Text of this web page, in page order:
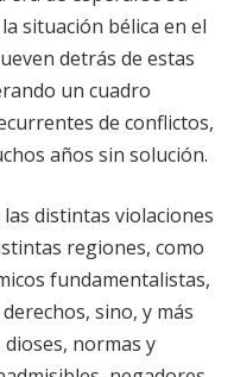
situación bélica en el
detrás de estas
un cuadro
de conflictos,
años sin solución.
distintas violaciones
regiones, como
fundamentalistas,
sino, y más
normas y